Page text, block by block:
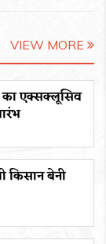
VIEW MORE
का एक्सक्लूसिव
किसान बेनी